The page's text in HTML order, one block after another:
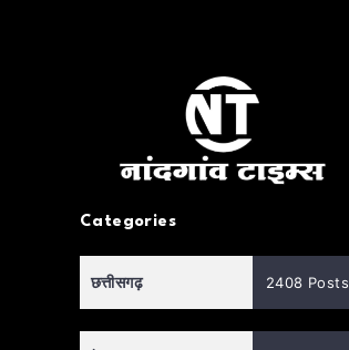
Categories
छत्तीसगढ़ 2408 Posts